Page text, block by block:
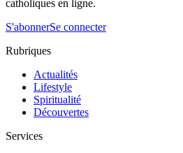
catholiques en ligne.
S'abonnerSe connecter
Rubriques
Actualités
Lifestyle
Spiritualité
Découvertes
Services